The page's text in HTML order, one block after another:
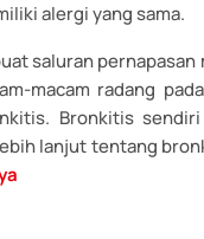
alergi yang sama.
saluran
macam radang
Bronkitis
lanjut tentang